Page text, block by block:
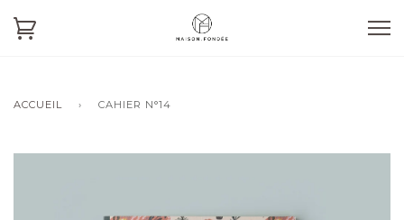
ACCUEIL › CAHIER N°14